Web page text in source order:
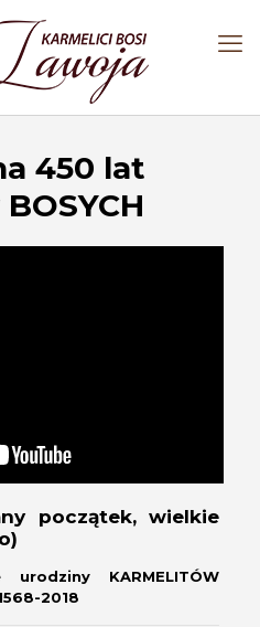
450 lat
początek, wielkie
KARMELITÓW
2018